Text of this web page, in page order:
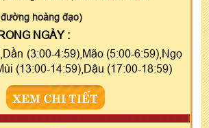
hoàng đạo)
NGÀY :
(3:00-4:59),Mão (5:00-6:59),Ngọ
(13:00-14:59),Dậu (17:00-18:59)
XEM CHI TIẾT